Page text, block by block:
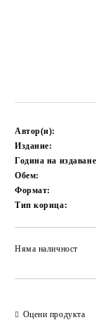
Автор(и):
Издание:
Година на
Обем:
Формат:
Тип корица:
Няма наличност
Оцени продукта